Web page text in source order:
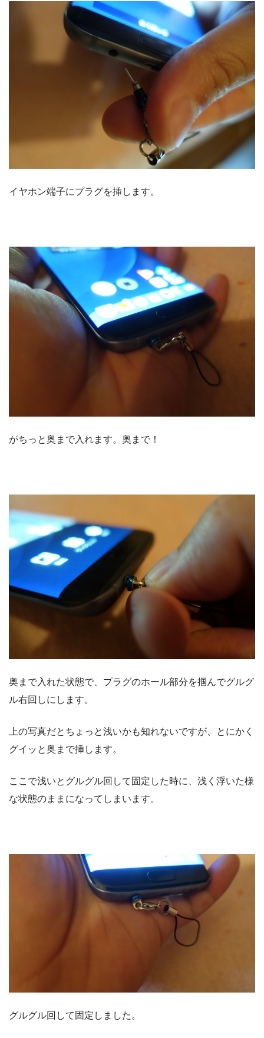
イヤホン端子にプラグを挿します。
がちっと奥まで入れます。奥まで！
奥まで入れた状態で、プラグのホール部分を掴んでグルグ
ル右回しにします。
上の写真だとちょっと浅いかも知れないですが、とにかく
グイッと奥まで挿します。
ここで浅いとグルグル回して固定した時に、浅く浮いた様
な状態のままになってしまいます。
グルグル回して固定しました。